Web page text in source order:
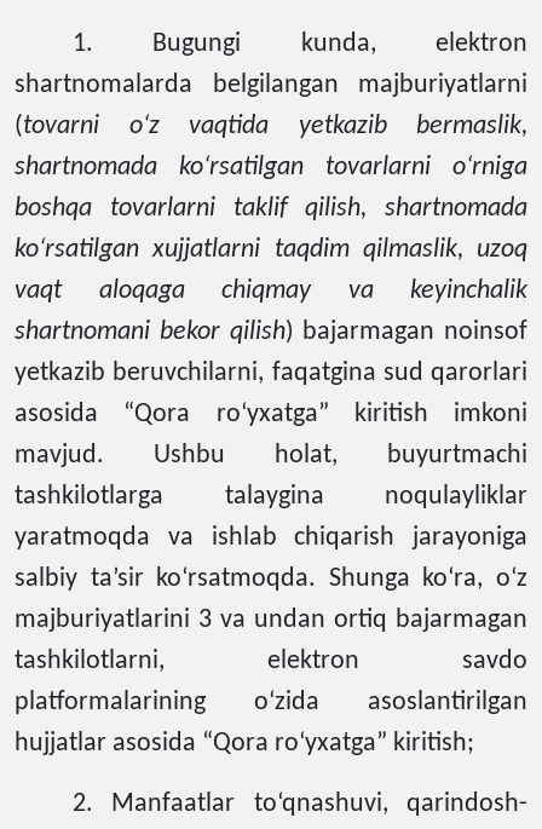
1. Bugungi kunda, elektron
shartnomalarda belgilangan majburiyatlarni
(tovarni o‘z vaqtida yetkazib bermaslik,
shartnomada ko‘rsatilgan tovarlarni o‘rniga
boshqa tovarlarni taklif qilish, shartnomada
ko‘rsatilgan xujjatlarni taqdim qilmaslik, uzoq
vaqt aloqaga chiqmay va keyinchalik
shartnomani bekor qilish) bajarmagan noinsof
yetkazib beruvchilarni, faqatgina sud qarorlari
asosida “Qora ro‘yxatga” kiritish imkoni
mavjud. Ushbu holat, buyurtmachi
tashkilotlarga talaygina noqulayliklar
yaratmoqda va ishlab chiqarish jarayoniga
salbiy ta’sir ko‘rsatmoqda. Shunga ko‘ra, o‘z
majburiyatlarini 3 va undan ortiq bajarmagan
tashkilotlarni, elektron savdo
platformalarining o‘zida asoslantirilgan
hujjatlar asosida “Qora ro‘yxatga” kiritish;
2. Manfaatlar to‘qnashuvi, qarindosh-